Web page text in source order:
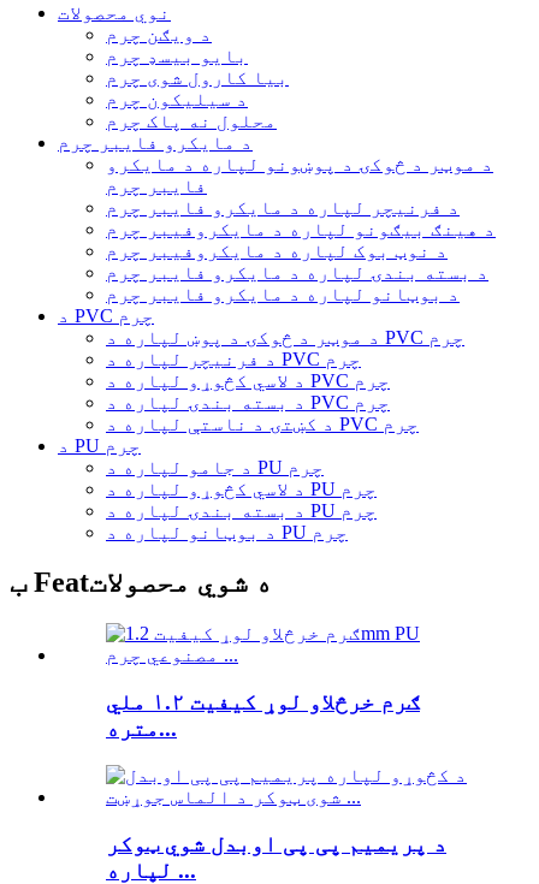
نوي محصولات
د ویګن چرم
بایو بیسډ چرم
بیا کارول شوی چرم
د سیلیکون چرم
محلول نه پاک چرم
د مایکرو فایبر چرم
د موټر د څوکۍ د پوښونو لپاره د مایکرو
فایبر چرم
د فرنیچر لپاره د مایکرو فایبر چرم
د هینګ بیګونو لپاره د مایکروفیبر چرم
د نوټ بوک لپاره د مایکروفیبر چرم
د بسته بندۍ لپاره د مایکرو فایبر چرم
د بوټانو لپاره د مایکرو فایبر چرم
د PVC چرم
د موټر د څوکۍ د پوښ لپاره د PVC چرم
د فرنیچر لپاره د PVC چرم
د لاسي کڅوړو لپاره د PVC چرم
د بسته بندۍ لپاره د PVC چرم
د کښتۍ د ناستې لپاره د PVC چرم
د PU چرم
د جامو لپاره د PU چرم
د لاسي کڅوړو لپاره د PU چرم
د بسته بندۍ لپاره د PU چرم
د بوټانو لپاره د PU چرم
ب Featه شوي محصولات
ګرم خرڅلاو لوړ کیفیت ۱.۲ ملي
متره...
د پریمیم پی پی اوبدل شوي ټوکر
لپاره ...